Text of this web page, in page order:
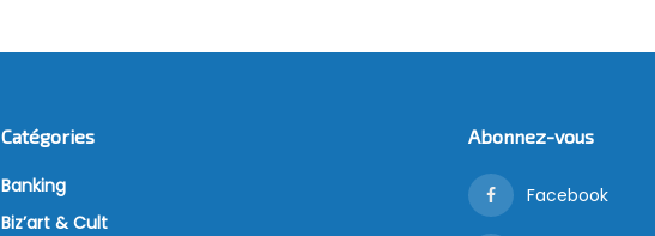
Catégories
Banking
Biz’art & Cult
Abonnez-vous
Facebook